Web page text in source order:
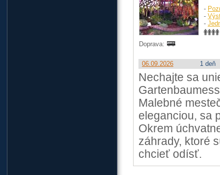
-
-
-
Doprava:
06.09.2026 1 deň
Nechajte sa
Malebné
eleganciou, sa
Okrem
záhrady, ktoré
chcieť odísť.